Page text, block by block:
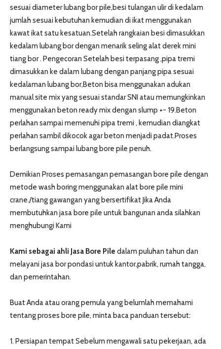
sesuai diameter lubang bor pile,besi tulangan ulir di kedalam
jumlah sesuai kebutuhan kemudian di ikat menggunakan
kawat ikat satu kesatuan.Setelah rangkaian besi dimasukkan
kedalam lubang bor dengan menarik seling alat derek mini
tiang bor . Pengecoran Setelah besi terpasang ,pipa tremi
dimasukkan ke dalam lubang dengan panjang pipa sesuai
kedalaman lubang bor,Beton bisa menggunakan adukan
manual site mix yang sesuai standar SNI atau memungkinkan
menggunakan beton ready mix dengan slump +- 19.Beton
perlahan sampai memenuhi pipa tremi , kemudian diangkat
perlahan sambil dikocok agar beton menjadi padat.Proses
berlangsung sampai lubang bore pile penuh.
Demikian Proses pemasangan pemasangan bore pile dengan
metode wash boring menggunakan alat bore pile mini
crane./tiang gawangan yang bersertifikat Jika Anda
membutuhkan jasa bore pile untuk bangunan anda silahkan
menghubungi Kami
Kami sebagai ahli Jasa Bore Pile dalam puluhan tahun dan
melayani jasa bor pondasi untuk kantor,pabrik, rumah tangga,
dan pemerintahan.
Buat Anda atau orang pemula yang belumlah memahami
tentang proses bore pile, minta baca panduan tersebut:
1. Persiapan tempat Sebelum mengawali satu pekerjaan, ada